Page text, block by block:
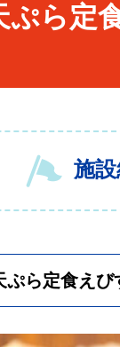
ぷら定
施
ぷら定食え